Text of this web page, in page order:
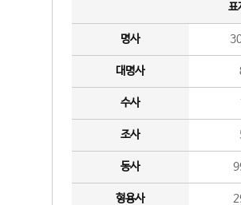
표
명사
대명사
수사
조사
동사
형용사